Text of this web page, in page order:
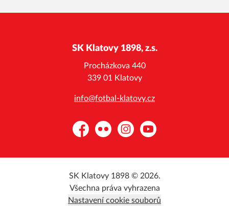
SK Klatovy 1898, z.s.
Procházkova 440
339 01 Klatovy
info@fotbal-klatovy.cz
FacebookFlickr InstagramYouTube
SK Klatovy 1898 © 2026.
Všechna práva vyhrazena
Nastavení cookie souborů